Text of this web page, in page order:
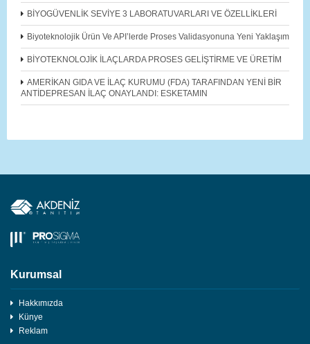
BİYOGÜVENLİK SEVİYE 3 LABORATUVARLARI VE ÖZELLİKLERİ
Biyoteknolojik Ürün Ve API’lerde Proses Validasyonuna Yeni Yaklaşım
BİYOTEKNOLOJİK İLAÇLARDA PROSES GELİŞTİRME VE ÜRETİM
AMERİKAN GIDA VE İLAÇ KURUMU (FDA) TARAFINDAN YENİ BİR
ANTİDEPRESAN İLAÇ ONAYLANDI: ESKETAMIN
Kurumsal
Hakkımızda
Künye
Reklam